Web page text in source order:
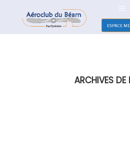
ESPACE
ARCHIVES DE